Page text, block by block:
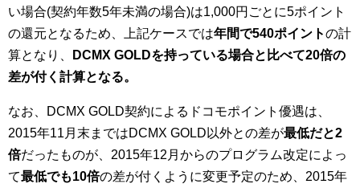
い場合(契約年数5年未満の場合)は1,000円ごとに5ポイント
の還元となるため、上記ケースでは年間で540ポイントの計
算となり、
DCMX GOLDを持っている場合と比べて20倍の
差が付く計算となる。
なお、DCMX GOLD契約によるドコモポイント優遇は、
2015年11月末まではDCMX GOLD以外との差が最低だと2
倍だったものが、2015年12月からのプログラム改定によっ
て最低でも10倍の差が付くように変更予定のため、2015年